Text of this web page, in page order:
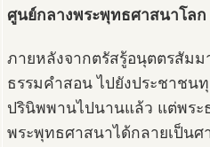
ศูนย์กลางพระพุทธศาสนาโลก
ภายหลังจากตรัสรู้อนุตตรสัม
ธรรมคำสอน ไปยังประชาช
ปรินิพพานไปนานแล้ว แต่พระ
พระพุทธศาสนาได้กลายเป็น